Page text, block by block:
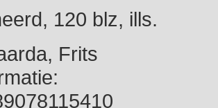
120 blz, ills.
Frits